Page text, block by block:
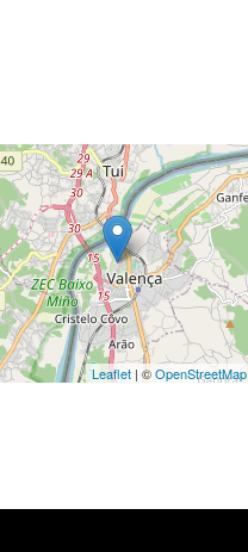
Leaflet | ©OpenStreetMap